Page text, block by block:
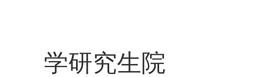
学研究生院